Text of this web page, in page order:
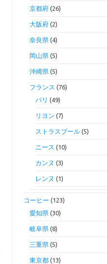
京都府(26)
大阪府(2)
奈良県(4)
岡山県(5)
沖縄県(5)
フランス (76)
パリ (49)
リヨン (7)
ストラスブール(5)
ニース (10)
カンヌ (3)
レンヌ (1)
コーヒー (123)
愛知県(30)
岐阜県(8)
三重県(5)
東京都(13)